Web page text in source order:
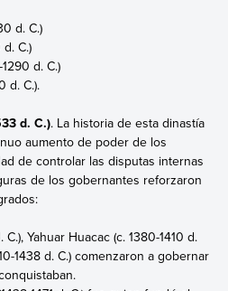
d. C.)
C.)
d. C.)
d. C.).
d. C.). La historia de esta dinastía
aumento de poder de los
de controlar las disputas internas
de los gobernantes reforzaron
Yahuar Huacac (c. 1380-1410 d.
1438 d. C.) comenzaron a gobernar